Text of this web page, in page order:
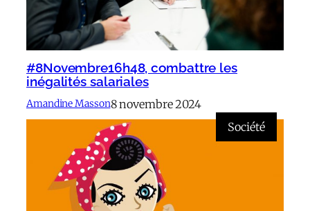
#8Novembre16h48, combattre les
inégalités salariales
Amandine Masson8 novembre 2024
Société